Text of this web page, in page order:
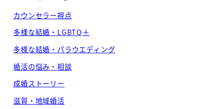
カウンセラー視点
多様な結婚・LGBTQ＋
多様な結婚・パラウエディング
婚活の悩み・相談
成婚ストーリー
滋賀・地域婚活